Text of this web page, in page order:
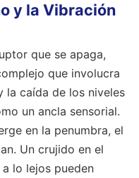
y la Vibración
que se apaga,
que involucra
la caída de los niveles
un ancla sensorial.
en la penumbra, el
Un crujido en el
lo lejos pueden